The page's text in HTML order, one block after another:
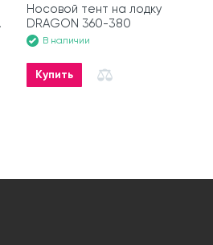
Носовой тент на лодку
DRAGON 360-380
В наличии
Купить